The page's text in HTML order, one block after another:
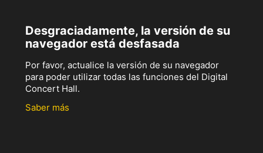
Desgraciadamente, la versión de su
navegador está desfasada
Por favor, actualice la versión de su navegador
para poder utilizar todas las funciones del Digital
Concert Hall.
Saber más